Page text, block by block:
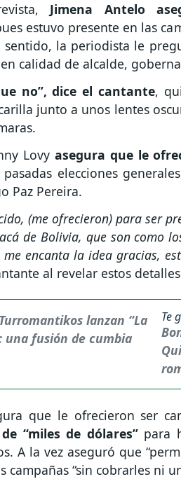
Jimena Antelo
estuvo presente en las
sentido, la periodista le
calidad de alcalde,
no”, dice el cantante,
junto a unos lentes
Lovy asegura que le
elecciones
Paz Pereira.
(me ofrecieron) para ser
de Bolivia, que son como
encanta la idea gracias,
al revelar estos
Te
que le ofrecieron ser
“miles de dólares”para
A la vez aseguró que
campañas “sin cobrarles ni